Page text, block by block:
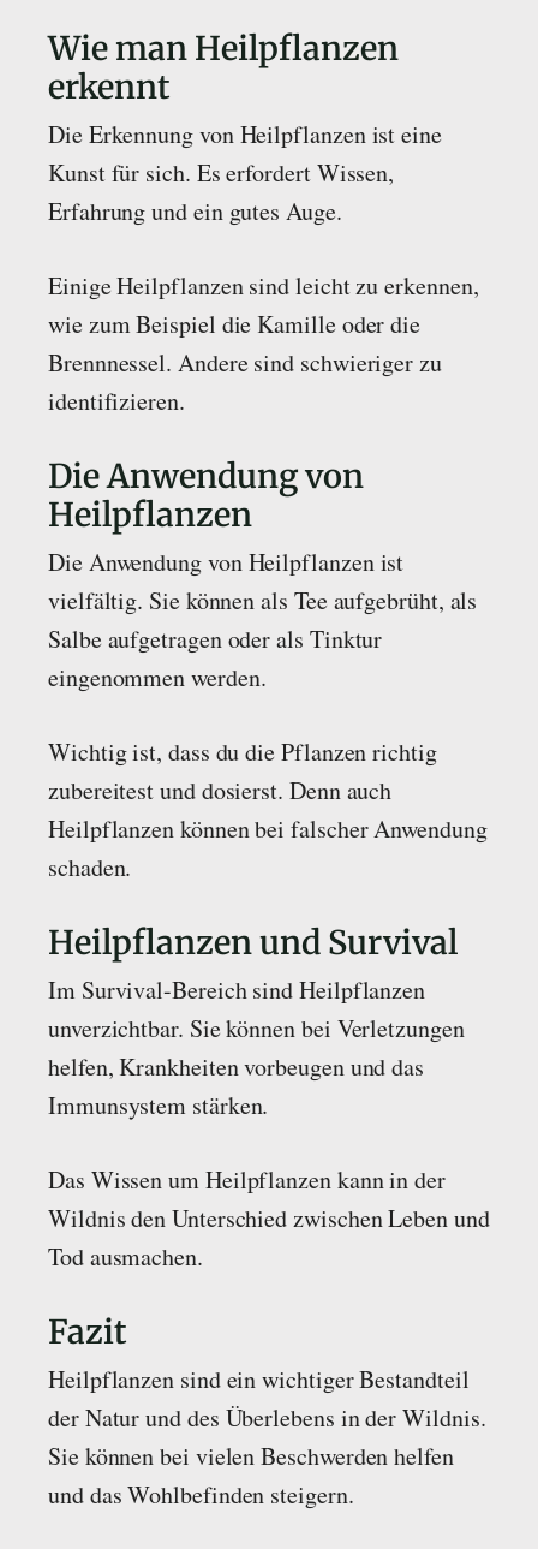
Wie man Heilpflanzen
erkennt
Die Erkennung von Heilpflanzen ist eine
Kunst für sich. Es erfordert Wissen,
Erfahrung und ein gutes Auge.
Einige Heilpflanzen sind leicht zu erkennen,
wie zum Beispiel die Kamille oder die
Brennnessel. Andere sind schwieriger zu
identifizieren.
Die Anwendung von
Heilpflanzen
Die Anwendung von Heilpflanzen ist
vielfältig. Sie können als Tee aufgebrüht, als
Salbe aufgetragen oder als Tinktur
eingenommen werden.
Wichtig ist, dass du die Pflanzen richtig
zubereitest und dosierst. Denn auch
Heilpflanzen können bei falscher Anwendung
schaden.
Heilpflanzen und Survival
Im Survival-Bereich sind Heilpflanzen
unverzichtbar. Sie können bei Verletzungen
helfen, Krankheiten vorbeugen und das
Immunsystem stärken.
Das Wissen um Heilpflanzen kann in der
Wildnis den Unterschied zwischen Leben und
Tod ausmachen.
Fazit
Heilpflanzen sind ein wichtiger Bestandteil
der Natur und des Überlebens in der Wildnis.
Sie können bei vielen Beschwerden helfen
und das Wohlbefinden steigern.